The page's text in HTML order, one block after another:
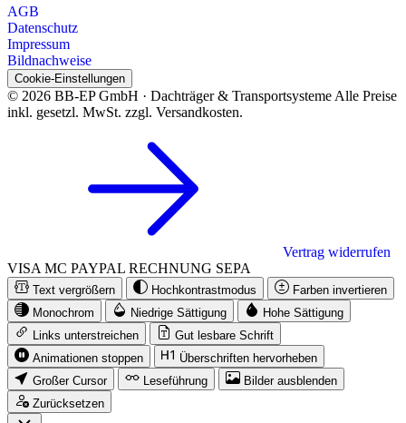
AGB
Datenschutz
Impressum
Bildnachweise
Cookie-Einstellungen
© 2026 BB-EP GmbH · Dachträger & Transportsysteme Alle Preise
inkl. gesetzl. MwSt. zzgl. Versandkosten.
Vertrag widerrufen
VISA MC PAYPAL RECHNUNG SEPA
Text vergrößern Hochkontrastmodus
Farben invertieren
Monochrom
Niedrige Sättigung
Hohe Sättigung
Links unterstreichen
Gut lesbare Schrift
Animationen stoppen
Überschriften hervorheben
Großer Cursor
Leseführung
Bilder ausblenden
Zurücksetzen